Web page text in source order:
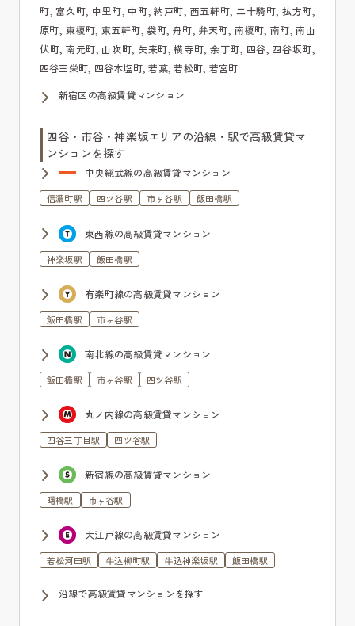
町, 富久町, 中里町, 中町, 納戸町, 西五軒町, 二十騎町, 払方町,
原町, 東榎町, 東五軒町, 袋町, 舟町, 弁天町, 南榎町, 南町, 南山
伏町, 南元町, 山吹町, 矢来町, 横寺町, 余丁町, 四谷, 四谷坂町,
四谷三栄町, 四谷本塩町, 若葉, 若松町, 若宮町
新宿区の高級賃貸マンション
四谷・市谷・神楽坂エリアの沿線・駅で高級賃貸マ
ンションを探す
中央総武線の高級賃貸マンション
信濃町駅 四ツ谷駅 市ヶ谷駅 飯田橋駅
東西線の高級賃貸マンション
神楽坂駅 飯田橋駅
有楽町線の高級賃貸マンション
飯田橋駅 市ヶ谷駅
南北線の高級賃貸マンション
飯田橋駅 市ヶ谷駅 四ツ谷駅
丸ノ内線の高級賃貸マンション
四谷三丁目駅 四ツ谷駅
新宿線の高級賃貸マンション
曙橋駅 市ヶ谷駅
大江戸線の高級賃貸マンション
若松河田駅 牛込柳町駅 牛込神楽坂駅 飯田橋駅
沿線で高級賃貸マンションを探す